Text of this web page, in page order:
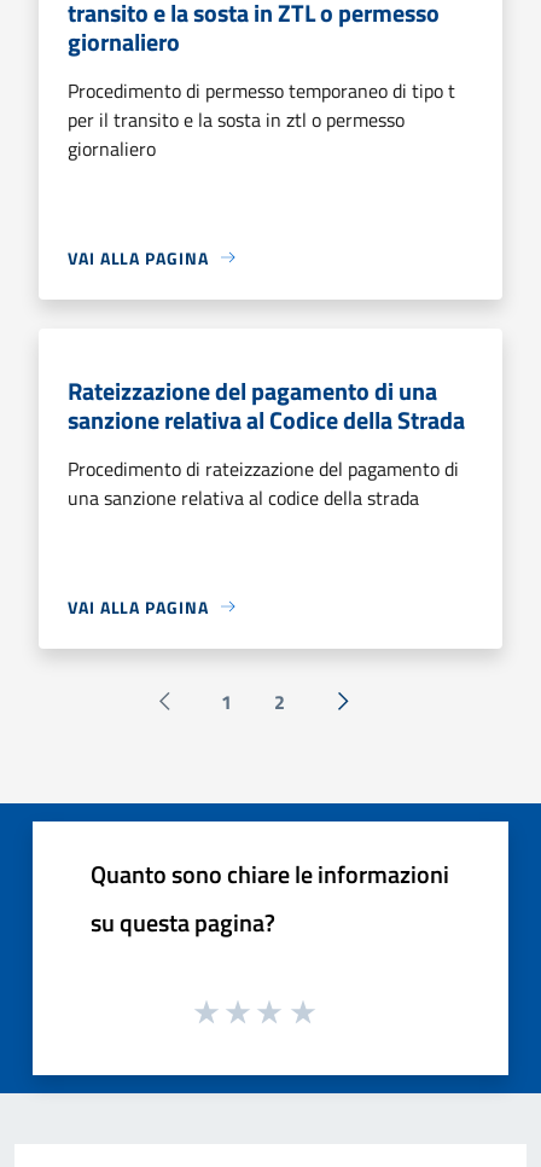
transito e la sosta in ZTL o permesso
giornaliero
Procedimento di permesso temporaneo di tipo t
per il transito e la sosta in ztl o permesso
giornaliero
VAI ALLA PAGINA
Rateizzazione del pagamento di una
sanzione relativa al Codice della Strada
Procedimento di rateizzazione del pagamento di
una sanzione relativa al codice della strada
VAI ALLA PAGINA
Pagina precedente
1 2 Successiva »
Quanto sono chiare le informazioni
su questa pagina?